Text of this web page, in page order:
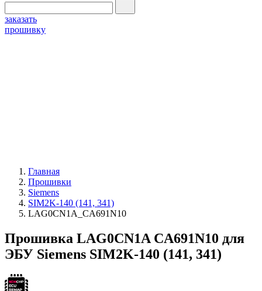
заказать
прошивку
Главная
Прошивки
Siemens
SIM2K-140 (141, 341)
LAG0CN1A_CA691N10
Прошивка LAG0CN1A CA691N10 для
ЭБУ Siemens SIM2K-140 (141, 341)